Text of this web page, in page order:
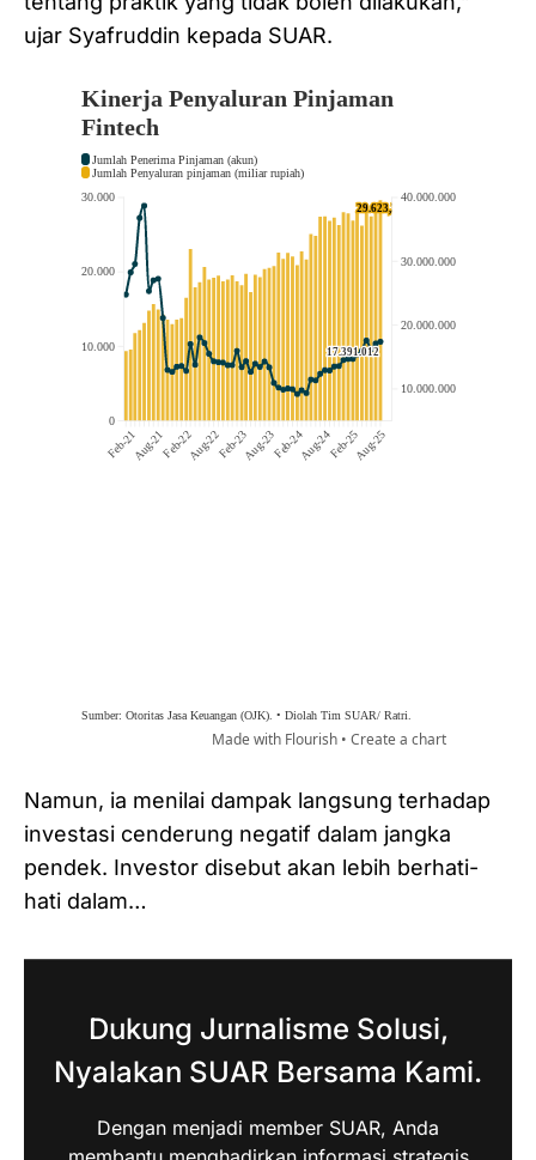
ujar Syafruddin kepada SUAR.
Namun, ia menilai dampak langsung terhadap
investasi cenderung negatif dalam jangka
pendek. Investor disebut akan lebih berhati-
hati dalam…
Dukung Jurnalisme Solusi,
Nyalakan SUAR Bersama Kami.
Dengan menjadi member SUAR, Anda